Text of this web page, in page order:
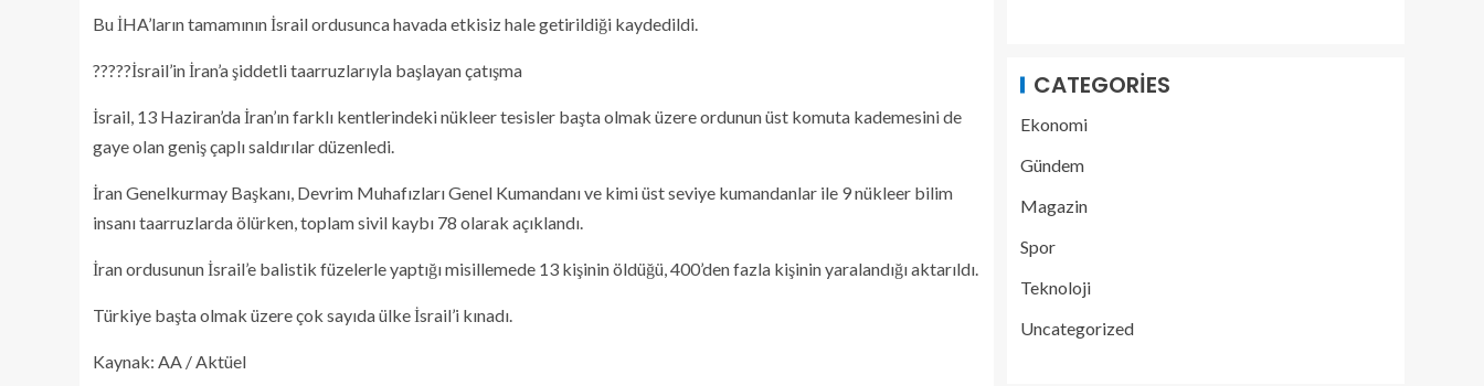
Bu İHA’ların tamamının İsrail ordusunca havada etkisiz hale getirildiği kaydedildi.
?????İsrail’in İran’a şiddetli taarruzlarıyla başlayan çatışma
İsrail, 13 Haziran’da İran’ın farklı kentlerindeki nükleer tesisler başta olmak üzere ordunun üst komuta kademesini de
gaye olan geniş çaplı saldırılar düzenledi.
İran Genelkurmay Başkanı, Devrim Muhafızları Genel Kumandanı ve kimi üst seviye kumandanlar ile 9 nükleer bilim
insanı taarruzlarda ölürken, toplam sivil kaybı 78 olarak açıklandı.
İran ordusunun İsrail’e balistik füzelerle yaptığı misillemede 13 kişinin öldüğü, 400’den fazla kişinin yaralandığı aktarıldı.
Türkiye başta olmak üzere çok sayıda ülke İsrail’i kınadı.
Kaynak: AA / Aktüel
CATEGORIES
Ekonomi
Gündem
Magazin
Spor
Teknoloji
Uncategorized